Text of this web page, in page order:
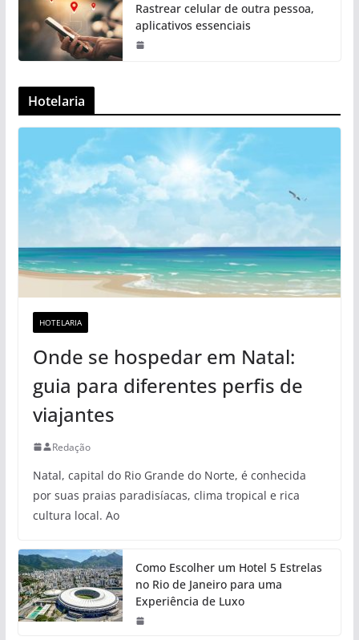
Rastrear celular de outra pessoa,
aplicativos essenciais
Hotelaria
HOTELARIA
Onde se hospedar em Natal:
guia para diferentes perfis de
viajantes
Redação
Natal, capital do Rio Grande do Norte, é conhecida
por suas praias paradisíacas, clima tropical e rica
cultura local. Ao
Como Escolher um Hotel 5 Estrelas
no Rio de Janeiro para uma
Experiência de Luxo